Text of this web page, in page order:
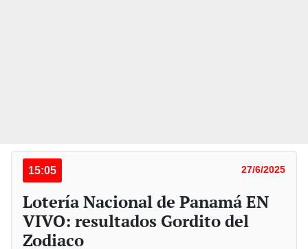
15:05 27/6/2025
Lotería Nacional de Panamá EN
VIVO: resultados Gordito del
Zodiaco